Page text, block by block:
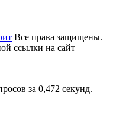
Все права защищены.
ссылки на сайт
за 0,472 секунд.